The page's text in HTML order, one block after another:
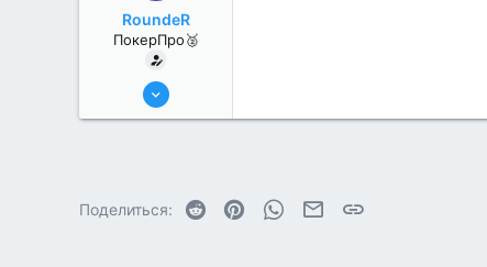
RoundeR
ПокерПро🥈
6 Июн 2022
Поделиться: Reddit PinterestWhatsAppЭлектронная почта